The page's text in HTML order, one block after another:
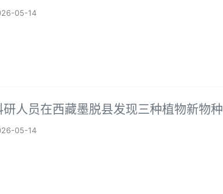
05-14
研人员在西藏墨脱县发现三种植物新物种
05-14